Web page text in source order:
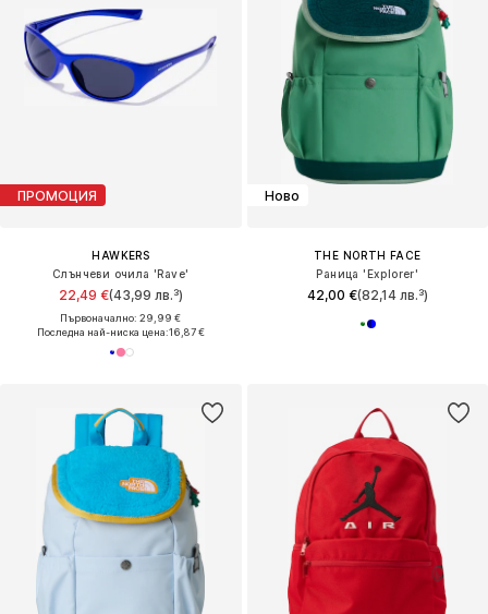
ПРОМОЦИЯ
HAWKERS
Слънчеви очила 'Rave'
22,49 €(43,99 лв.³)
Първоначално: 29,99 €
Последна най-ниска цена:16,87 €
Ново
THE NORTH FACE
Раница 'Explorer'
42,00 €(82,14 лв.³)